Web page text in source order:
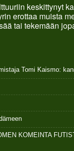
keskittynyt
erottaa muista
tai tekemään
Tomi Kaismo:
KOMEINTA